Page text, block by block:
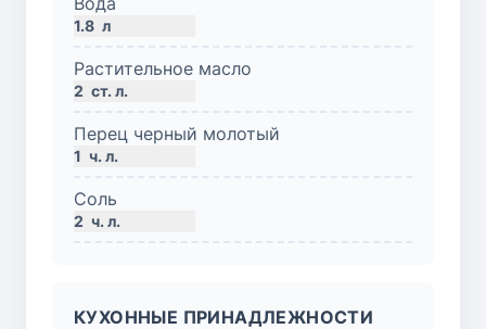
1.8 л
Растительное масло
2 ст. л.
Перец черный молотый
1 ч. л.
Соль
2 ч. л.
КУХОННЫЕ ПРИНАДЛЕЖНОСТИ